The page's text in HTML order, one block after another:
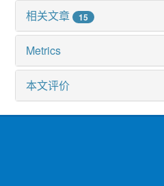
相关文章 15
Metrics
本文评价